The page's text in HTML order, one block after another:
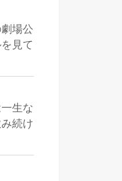
場公
見て
生な
続け